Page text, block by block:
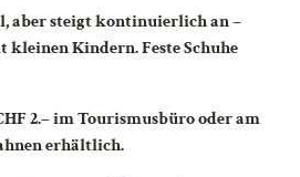
aber steigt kontinuierlich an –
Kindern. Feste Schuhe
2.– im Tourismusbüro oder am
erhältlich.